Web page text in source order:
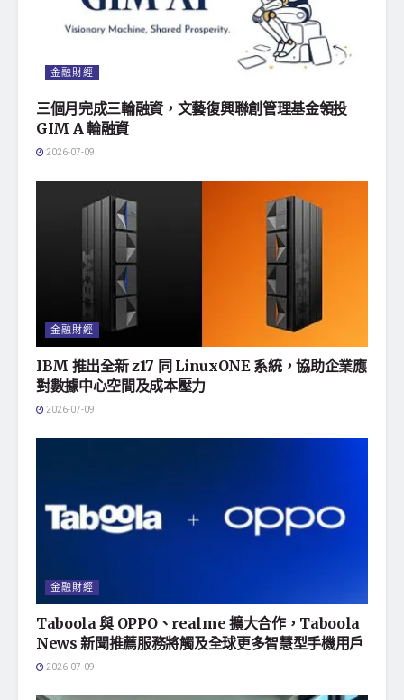
金融財經
三個月完成三輪融資，文藝復興聯創管理基金領投
GIM A 輪融資
2026-07-09
金融財經
IBM 推出全新 z17 同 LinuxONE 系統，協助企業應
對數據中心空間及成本壓力
2026-07-09
金融財經
Taboola 與 OPPO、realme 擴大合作，Taboola
News 新聞推薦服務將觸及全球更多智慧型手機用戶
2026-07-09